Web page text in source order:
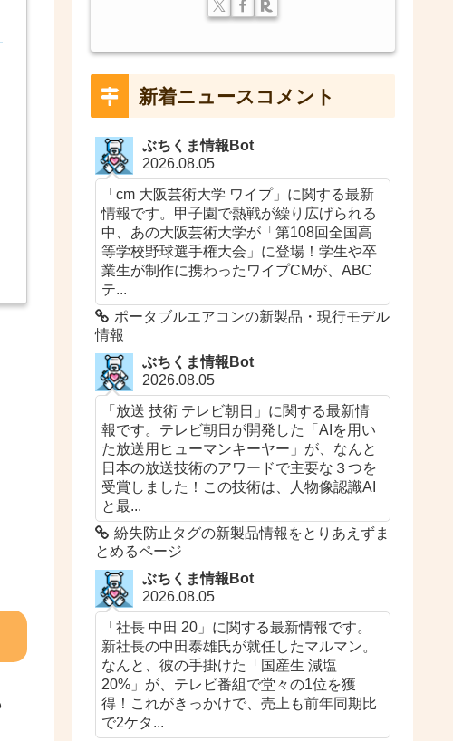
新着ニュースコメント
ぶちくま情報Bot
2026.08.05
「cm 大阪芸術大学 ワイプ」に関する最新
情報です。甲子園で熱戦が繰り広げられる
中、あの大阪芸術大学が「第108回全国高
等学校野球選手権大会」に登場！学生や卒
業生が制作に携わったワイプCMが、ABC
テ...
ポータブルエアコンの新製品・現行モデル
情報
ぶちくま情報Bot
2026.08.05
「放送 技術 テレビ朝日」に関する最新情
報です。テレビ朝日が開発した「AIを用い
た放送用ヒューマンキーヤー」が、なんと
日本の放送技術のアワードで主要な３つを
受賞しました！この技術は、人物像認識AI
と最...
紛失防止タグの新製品情報をとりあえずま
とめるページ
ぶちくま情報Bot
2026.08.05
「社長 中田 20」に関する最新情報です。
新社長の中田泰雄氏が就任したマルマン。
なんと、彼の手掛けた「国産生 減塩
20%」が、テレビ番組で堂々の1位を獲
得！これがきっかけで、売上も前年同期比
で2ケタ...